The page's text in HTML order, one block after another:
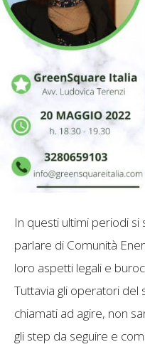
In questi ultimi periodi
parlare di Comunità
loro aspetti legali e
Tuttavia gli operatori
chiamati ad agire, non
gli step da seguire e